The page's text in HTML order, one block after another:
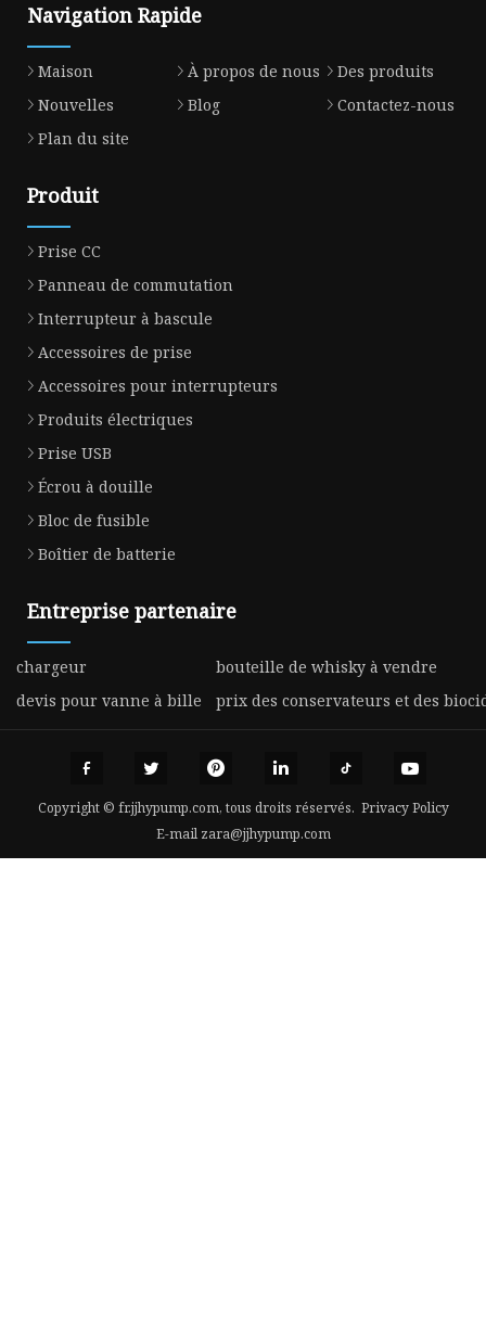
Navigation Rapide
Maison À propos de nous
Des produits
Nouvelles
Blog
Contactez-nous
Plan du site
Produit
Prise CC
Panneau de commutation
Interrupteur à bascule
Accessoires de prise
Accessoires pour interrupteurs
Produits électriques
Prise USB
Écrou à douille
Bloc de fusible
Boîtier de batterie
Entreprise partenaire
chargeur
bouteille de whisky à vendre
devis pour vanne à bille
prix des conservateurs et des
Copyright © fr.jjhypump.com, tous droits réservés. Privacy Policy
E-mail zara@jjhypump.com